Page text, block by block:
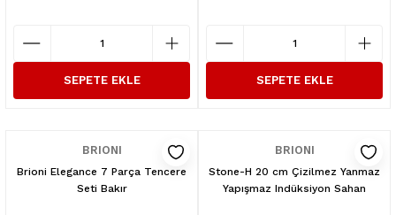
SEPETE EKLE SEPETE EKLE
BRIONI
Brioni Elegance 7 Parça Tencere
Seti Bakır
BRIONI
Stone-H 20 cm Çizilmez Yanmaz
Yapışmaz Indüksiyon Sahan